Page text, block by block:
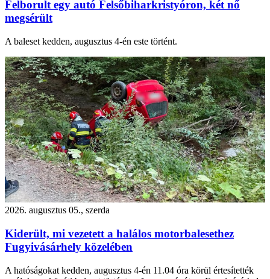
Felborult egy autó Felsőbiharkristyóron, két nő
megsérült
A baleset kedden, augusztus 4-én este történt.
2026. augusztus 05., szerda
Kiderült, mi vezetett a halálos motorbalesethez
Fugyivásárhely közelében
A hatóságokat kedden, augusztus 4-én 11.04 óra körül értesítették